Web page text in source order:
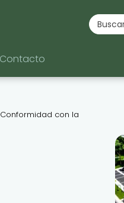
Contacto
con la